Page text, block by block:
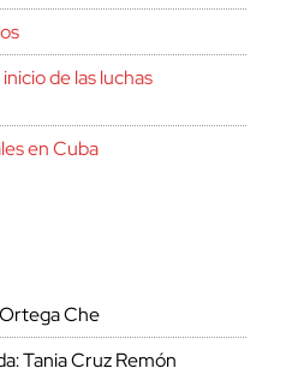
de las luchas
en Cuba
Che
Tania Cruz Remón